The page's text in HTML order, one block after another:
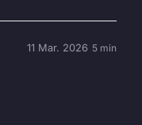
11 Mar. 2026 5 min